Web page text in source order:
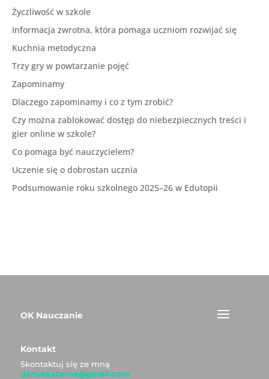
Życzliwość w szkole
Informacja zwrotna, która pomaga uczniom rozwijać się
Kuchnia metodyczna
Trzy gry w powtarzanie pojęć
Zapominamy
Dlaczego zapominamy i co z tym zrobić?
Czy można zablokować dostęp do niebezpiecznych treści i
gier online w szkole?
Co pomaga być nauczycielem?
Uczenie się o dobrostan ucznia
Podsumowanie roku szkolnego 2025–26 w Edutopii
OK Nauczanie
Kontakt
Skontaktuj się ze mną
danuta.sterna@gmail.com